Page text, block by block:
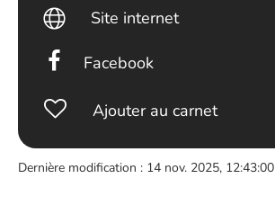
Site internet
Facebook
Ajouter au carnet
Dernière modification : 14 nov. 2025, 12:43:00